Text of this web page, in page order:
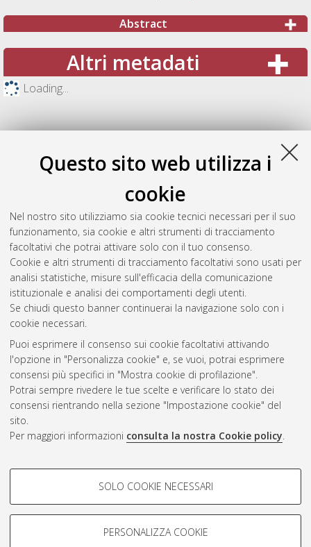
Questo sito web utilizza i
cookie
Nel nostro sito utilizziamo sia cookie tecnici necessari per il suo
funzionamento, sia cookie e altri strumenti di tracciamento
facoltativi che potrai attivare solo con il tuo consenso.
Cookie e altri strumenti di tracciamento facoltativi sono usati per
analisi statistiche, misure sull'efficacia della comunicazione
istituzionale e analisi dei comportamenti degli utenti.
Se chiudi questo banner continuerai la navigazione solo con i
cookie necessari.
Puoi esprimere il consenso sui cookie facoltativi attivando
l'opzione in "Personalizza cookie" e, se vuoi, potrai esprimere
consensi più specifici in "Mostra cookie di profilazione".
Potrai sempre rivedere le tue scelte e verificare lo stato dei
consensi rientrando nella sezione "Impostazione cookie" del
sito.
Per maggiori informazioni consulta la nostra Cookie policy.
COOKIE DI PROFILAZIONE -
Si tratta di cookie utilizzati per analizzare le caratteristiche della
navigazione degli utenti, creare profili in base al loro comportamento
SOLO COOKIE NECESSARI
PERSONALIZZA COOKIE
Abstract
Altri metadati
Loading...
Gestione del documento:
Atom
Rss 1.0
Rss 2.0
ISSN: 2038-7946
Impostazioni Cookie
Informativa sulla privacy
Condizioni d’uso del sito